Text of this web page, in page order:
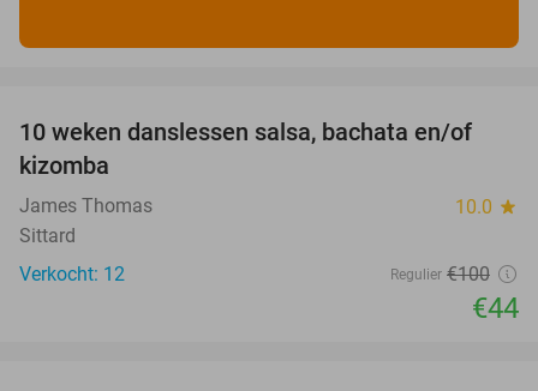
56%
10 weken danslessen salsa, bachata en/of
kizomba
James Thomas 10.0 star
Sittard
Verkocht: 12
Regulier €100
€44